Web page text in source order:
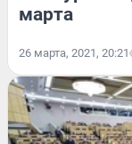
марта
26 марта, 2021, 20:21